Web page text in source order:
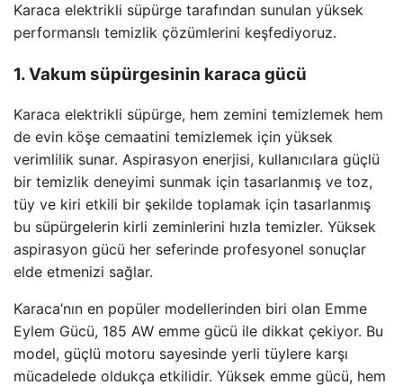
Karaca elektrikli süpürge tarafından sunulan yüksek
performanslı temizlik çözümlerini keşfediyoruz.
1. Vakum süpürgesinin karaca gücü
Karaca elektrikli süpürge, hem zemini temizlemek hem
de evin köşe cemaatini temizlemek için yüksek
verimlilik sunar. Aspirasyon enerjisi, kullanıcılara güçlü
bir temizlik deneyimi sunmak için tasarlanmış ve toz,
tüy ve kiri etkili bir şekilde toplamak için tasarlanmış
bu süpürgelerin kirli zeminlerini hızla temizler. Yüksek
aspirasyon gücü her seferinde profesyonel sonuçlar
elde etmenizi sağlar.
Karaca’nın en popüler modellerinden biri olan Emme
Eylem Gücü, 185 AW emme gücü ile dikkat çekiyor. Bu
model, güçlü motoru sayesinde yerli tüylere karşı
mücadelede oldukça etkilidir. Yüksek emme gücü, hem